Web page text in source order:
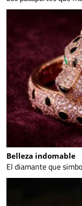
Belleza indomable
El diamante que